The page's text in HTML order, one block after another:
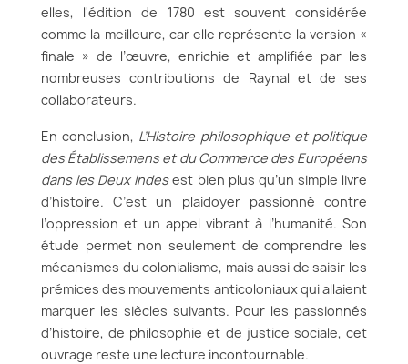
elles, l'édition de 1780 est souvent considérée
comme la meilleure, car elle représente la version «
finale » de l’œuvre, enrichie et amplifiée par les
nombreuses contributions de Raynal et de ses
collaborateurs.
En conclusion, L’Histoire philosophique et politique
des Établissemens et du Commerce des Européens
dans les Deux Indesest bien plus qu’un simple livre
d’histoire. C’est un plaidoyer passionné contre
l’oppression et un appel vibrant à l’humanité. Son
étude permet non seulement de comprendre les
mécanismes du colonialisme, mais aussi de saisir les
prémices des mouvements anticoloniaux qui allaient
marquer les siècles suivants. Pour les passionnés
d’histoire, de philosophie et de justice sociale, cet
ouvrage reste une lecture incontournable.